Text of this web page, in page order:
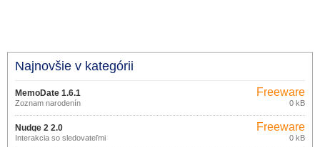
Najnovšie v kategórii
MemoDate 1.6.1
Zoznam narodenín
Freeware
0 kB
Nudge 2 2.0
Interakcia so sledovateľmi
Freeware
0 kB